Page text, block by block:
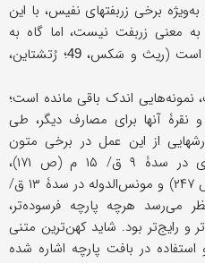
برخی زربفتهای نفیس، با این
به معنی زربفت نیست، اما گاه به
است (ریث و سَکس،49؛ رُتشتاین،
نمونه‌هایی اندک باقی‌ مانده است؛
نقرۀ آنها برای مصارف دیگر، طی
از این عمل در برخی متون
دوره‌های مختلف مانند نظام قاری در سدۀ ۹ ق/ ۱۵ م (ص ۱۷۱)،
رستم‌الحکما در سدۀ ۱۲ ق/ ۱۸ م (ص ۲۴۷) و مونس‌الدوله در سدۀ ۱۳ ق/
به نظر می‌رسد هرچه پارچه فرسوده‌تر،
و رایج‌تر بود. شاید کهن‌ترین متنی
در بافت پارچه اشاره شده